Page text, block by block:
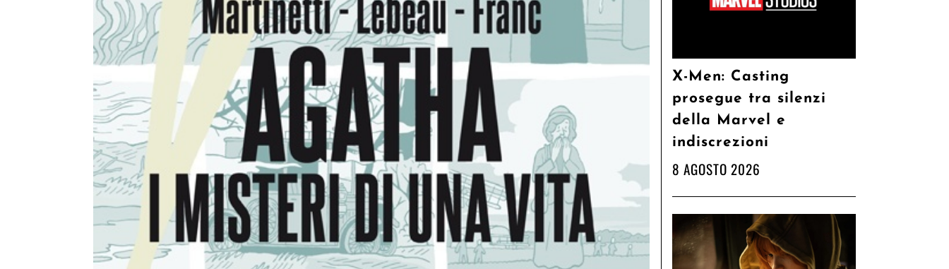
X-Men: Casting
prosegue tra silenzi
della Marvel e
indiscrezioni
8 AGOSTO 2026